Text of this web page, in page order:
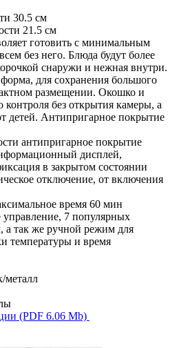
30.5 см
21.5 см
готовить с минимальным
без него. Блюда будут более
снаружи и нежная внутри.
для сохранения большого
размещении. Окошко и
контроля без открытия камеры, а
детей. Антипригарное покрытие
антипригарное покрытие
дисплей,
в закрытом состоянии
отключение, от включения
время 60 мин
управление, 7 популярных
а так же ручной режим для
температуры и время
металл
(PDF 6.06 Mb)